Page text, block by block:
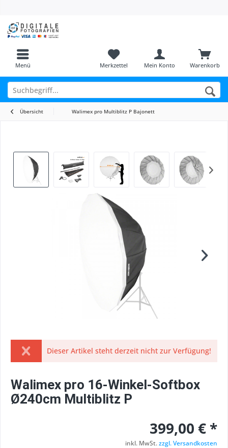
Menü Warenkorb
Merkzettel Mein Konto
Übersicht Walimex pro Multiblitz P Bajonett
Dieser Artikel steht derzeit nicht zur Verfügung!
Walimex pro 16-Winkel-Softbox
Ø240cm Multiblitz P
399,00 € *
inkl. MwSt.zzgl. Versandkosten